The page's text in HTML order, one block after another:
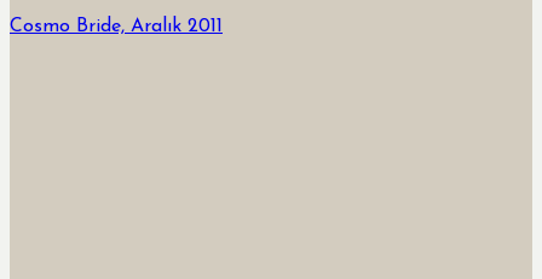
Cosmo Bride, Aralık 2011